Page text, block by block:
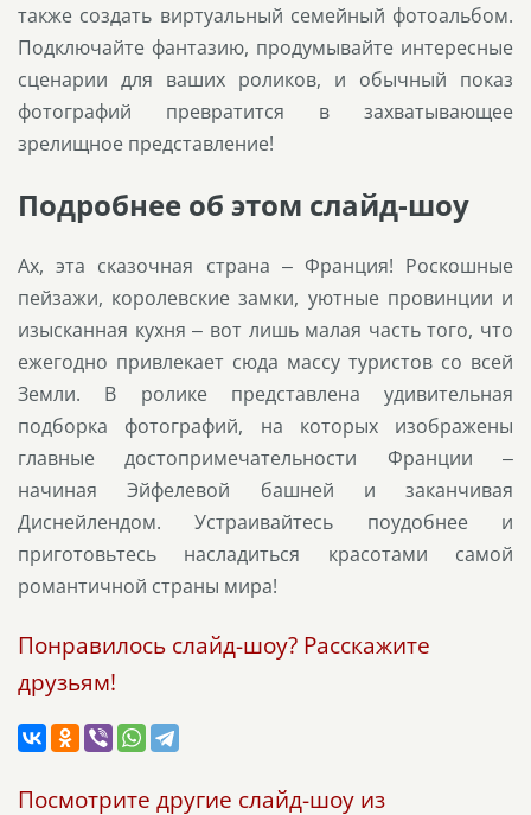
также создать виртуальный семейный фотоальбом.
Подключайте фантазию, продумывайте интересные
сценарии для ваших роликов, и обычный показ
фотографий превратится в захватывающее
зрелищное представление!
Подробнее об этом слайд-шоу
Ах, эта сказочная страна – Франция! Роскошные
пейзажи, королевские замки, уютные провинции и
изысканная кухня – вот лишь малая часть того, что
ежегодно привлекает сюда массу туристов со всей
Земли. В ролике представлена удивительная
подборка фотографий, на которых изображены
главные достопримечательности Франции –
начиная Эйфелевой башней и заканчивая
Диснейлендом. Устраивайтесь поудобнее и
приготовьтесь насладиться красотами самой
романтичной страны мира!
Понравилось слайд-шоу? Расскажите
друзьям!
Посмотрите другие слайд-шоу из